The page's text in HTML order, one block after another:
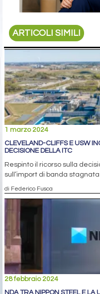
ARTICOLI SIMILI
1 marzo 2024
CLEVELAND-CLIFFS E USW
DECISIONE DELLA ITC
Respinto il ricorso sulla
sull’import di banda stagnata
di Federico Fusca
28 febbraio 2024
NDA TRA NIPPON STEEL E LA